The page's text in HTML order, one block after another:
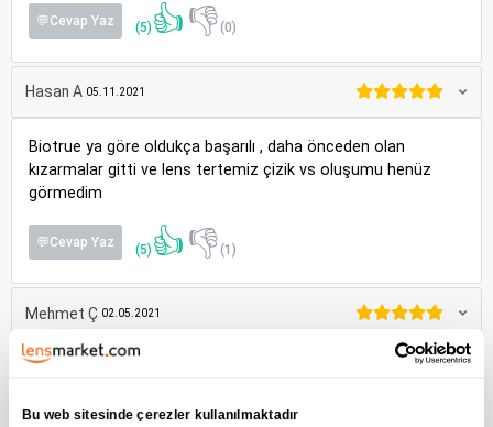
Bu web sitesinde çerezler kullanılmaktadır
💬Cevap Yaz (5) 👍👎(0)
Hasan A 05.11.2021
Biotrue ya göre oldukça başarılı , daha önceden olan
kızarmalar gitti ve lens tertemiz çizik vs oluşumu henüz
görmedim
💬Cevap Yaz (5) 👍👎(1)
Mehmet Ç 02.05.2021
Başarılı bir lens solüsyonu. Daha önce bio true ve renu
gün içinde kısa bir süre için lensle uyuduğum zaman